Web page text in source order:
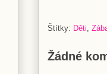
Štítky: Děti
Žádné